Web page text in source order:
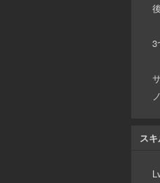
3
ス